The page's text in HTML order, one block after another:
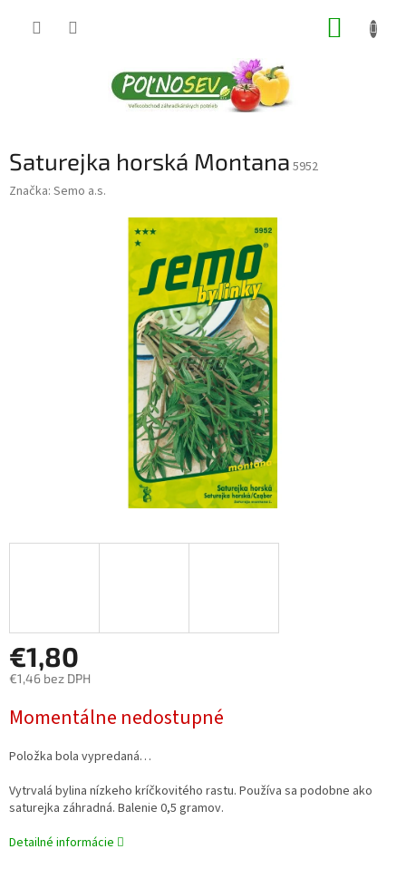
Saturejka horská Montana 5952
Značka: Semo a.s.
€1,80
€1,46 bez DPH
cena:
Momentálne nedostupné
Položka bola vypredaná…
Vytrvalá bylina nízkeho kríčkovitého rastu. Používa sa podobne ako
saturejka záhradná. Balenie 0,5 gramov.
Detailné informácie